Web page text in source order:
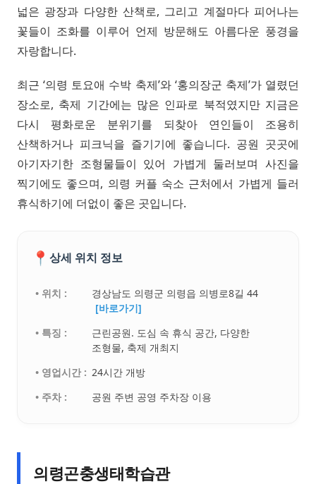
넓은 광장과 다양한 산책로, 그리고 계절마다 피어나는
꽃들이 조화를 이루어 언제 방문해도 아름다운 풍경을
자랑합니다.
최근 ‘의령 토요애 수박 축제’와 ‘홍의장군 축제’가 열렸던
장소로, 축제 기간에는 많은 인파로 북적였지만 지금은
다시 평화로운 분위기를 되찾아 연인들이 조용히
산책하거나 피크닉을 즐기기에 좋습니다. 공원 곳곳에
아기자기한 조형물들이 있어 가볍게 둘러보며 사진을
찍기에도 좋으며, 의령 커플 숙소 근처에서 가볍게 들러
휴식하기에 더없이 좋은 곳입니다.
📍 상세 위치 정보
• 위치 :
경상남도 의령군 의령읍 의병로8길 44
[바로가기]
• 특징 :
근린공원. 도심 속 휴식 공간, 다양한
조형물, 축제 개최지
• 영업시간 : 24시간 개방
• 주차 :
공원 주변 공영 주차장 이용
의령곤충생태학습관